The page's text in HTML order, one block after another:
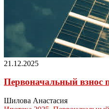
21.12.2025
Первоначальный взнос
Шилова Анастасия